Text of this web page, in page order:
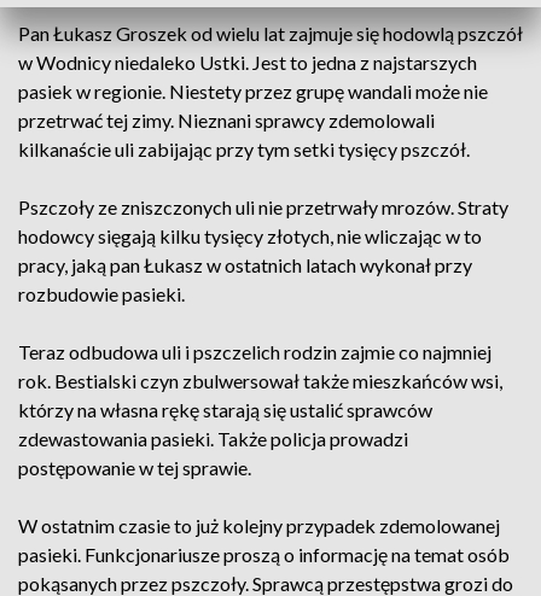
Pan Łukasz Groszek od wielu lat zajmuje się hodowlą pszczół
w Wodnicy niedaleko Ustki. Jest to jedna z najstarszych
pasiek w regionie. Niestety przez grupę wandali może nie
przetrwać tej zimy. Nieznani sprawcy zdemolowali
kilkanaście uli zabijając przy tym setki tysięcy pszczół.
Pszczoły ze zniszczonych uli nie przetrwały mrozów. Straty
hodowcy sięgają kilku tysięcy złotych, nie wliczając w to
pracy, jaką pan Łukasz w ostatnich latach wykonał przy
rozbudowie pasieki.
Teraz odbudowa uli i pszczelich rodzin zajmie co najmniej
rok. Bestialski czyn zbulwersował także mieszkańców wsi,
którzy na własna rękę starają się ustalić sprawców
zdewastowania pasieki. Także policja prowadzi
postępowanie w tej sprawie.
W ostatnim czasie to już kolejny przypadek zdemolowanej
pasieki. Funkcjonariusze proszą o informację na temat osób
pokąsanych przez pszczoły. Sprawcą przestępstwa grozi do